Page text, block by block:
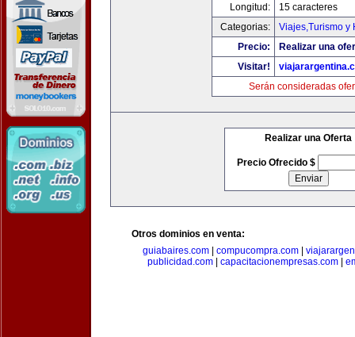
Longitud:
15 caracteres
Categorias:
Viajes,Turismo y
Precio:
Realizar una
Visitar!
Serán consideradas
Realizar una Oferta
Precio Ofrecido $
Otros dominios en venta:
guiabaires.com
compucompra.com
publicidad.com
capacitacionempresas.com